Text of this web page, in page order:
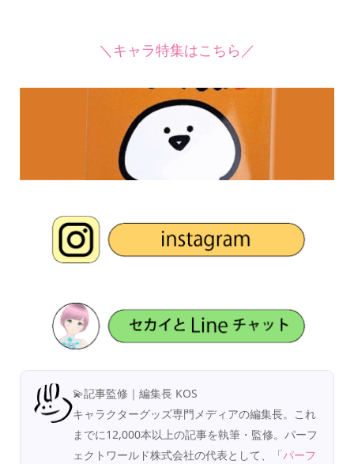
＼キャラ特集はこちら／
💫記事監修｜編集長 KOS
キャラクターグッズ専門メディアの編集長。これ
までに12,000本以上の記事を執筆・監修。パーフ
ェクトワールド株式会社の代表として、「パーフ